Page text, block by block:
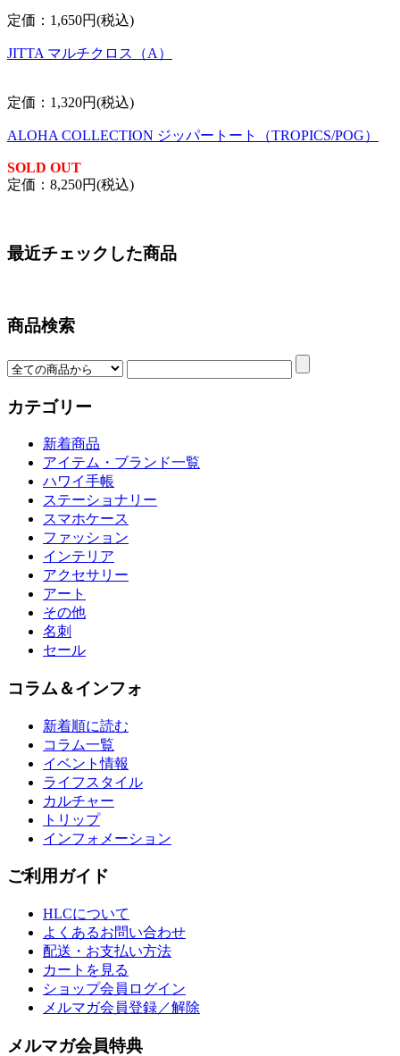
定価：1,650円(税込)
JITTA マルチクロス（A）
定価：1,320円(税込)
ALOHA COLLECTION ジッパートート（TROPICS/POG）
SOLD OUT
定価：8,250円(税込)
最近チェックした商品
商品検索
カテゴリー
新着商品
アイテム・ブランド一覧
ハワイ手帳
ステーショナリー
スマホケース
ファッション
インテリア
アクセサリー
アート
その他
名刺
セール
コラム＆インフォ
新着順に読む
コラム一覧
イベント情報
ライフスタイル
カルチャー
トリップ
インフォメーション
ご利用ガイド
HLCについて
よくあるお問い合わせ
配送・お支払い方法
カートを見る
ショップ会員ログイン
メルマガ会員登録／解除
メルマガ会員特典